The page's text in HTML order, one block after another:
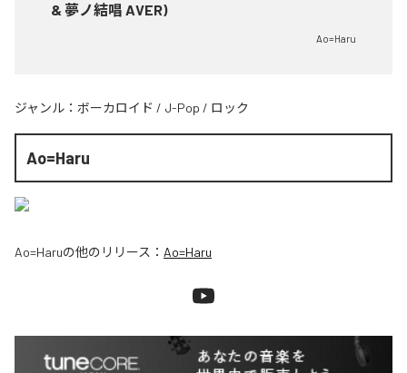
& 夢ノ結唱 AVER)
Ao=Haru
ジャンル： ボーカロイド / J-Pop / ロック
Ao=Haru
Ao=Haruの他のリリース： Ao=Haru